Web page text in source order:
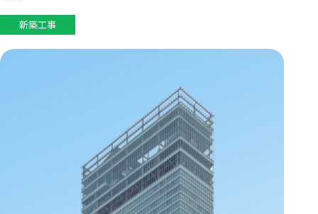
新築工事